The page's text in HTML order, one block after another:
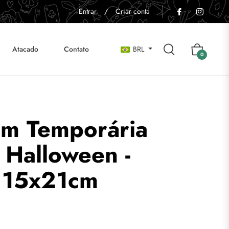
Entrar/ Criar conta
Atacado Contato BRL Carrinho
0
Temporária
-